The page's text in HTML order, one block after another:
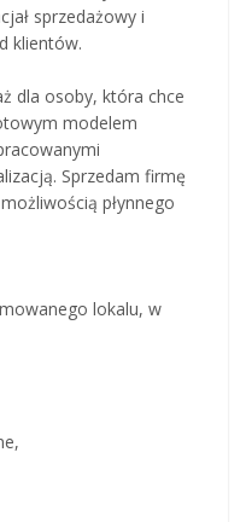
sprzedażowy i
klientów.
dla osoby, która chce
modelem
Sprzedam firmę
płynnego
lokalu, w